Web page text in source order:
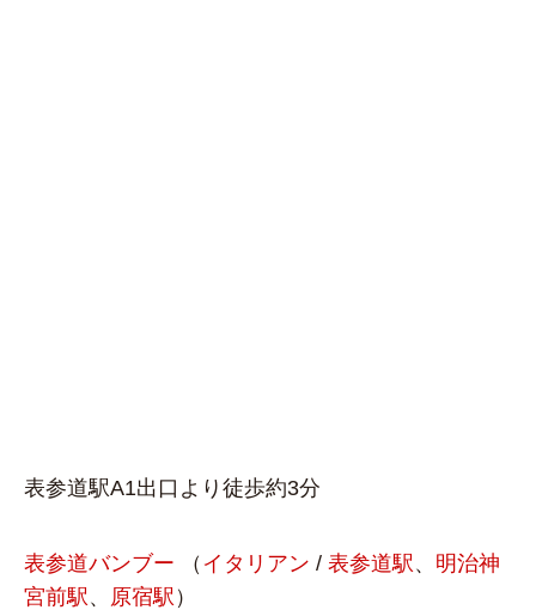
表参道駅A1出口より徒歩約3分
表参道バンブー （ イタリアン / 表参道駅 、 明治神
宮前駅 、 原宿駅 ）